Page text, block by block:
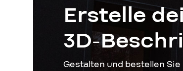
Erstelle
3D-
Gestalten und bestellen